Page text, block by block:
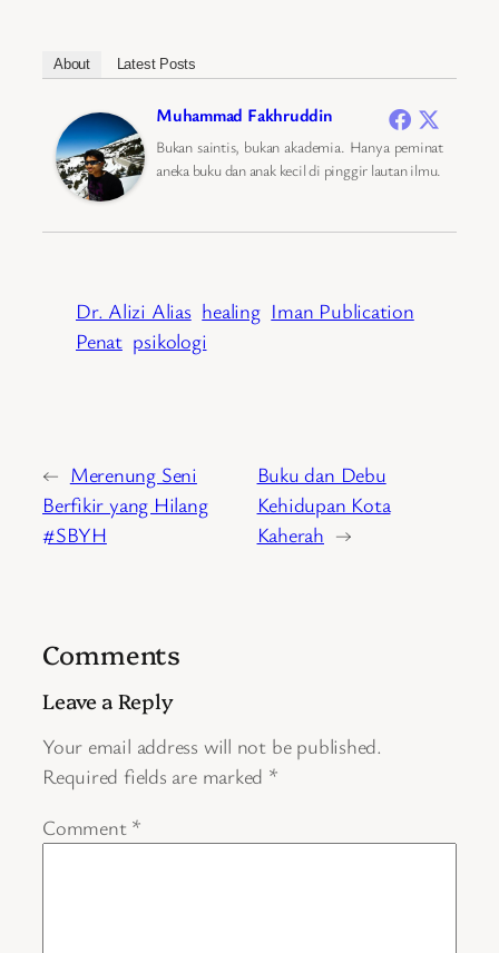
About Latest Posts
Muhammad Fakhruddin
Bukan saintis, bukan akademia. Hanya peminat
aneka buku dan anak kecil di pinggir lautan ilmu.
Dr. Alizi Alias healing Iman Publication
Penat psikologi
← Merenung Seni
Berfikir yang Hilang
#SBYH
Buku dan Debu
Kehidupan Kota
Kaherah →
Comments
Leave a Reply
Your email address will not be published.
Required fields are marked *
Comment *